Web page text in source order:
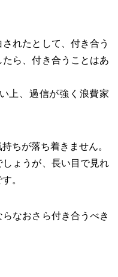
れたとして、付き合う
ら、付き合うことはあ
上、過信が強く浪費家
ちが落ち着きません。
しょうが、長い目で見れ
。
なおさら付き合うべき